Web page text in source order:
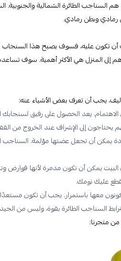
السناجب الطائرة الشمالية والجنوبية.
رمادي وبطن رمادي.
أن تكون عليه، فسوف يصبح هذا
إلى المنزل هي الأكثر أهمية. سوف
يجب أن تعرف بعض الأشياء عنه:
الاهتمام. يعد الحصول على رفيق
يحتاجون إلى الإشراف عند الخروج من
يمكن أن تجعل عضتها مؤلمة. السناجب
يمكن أن تكون مدمرة لأنها قوارض
عليك نومك.
معها باستمرار. يجب أن تكون
السناجب الطائرة بقوة، وليس من
متجرنا: